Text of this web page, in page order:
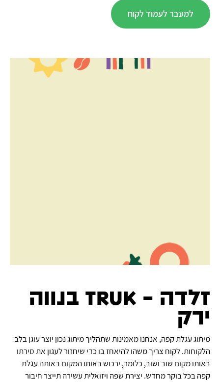
למעבר לעמוד לקוח
זלדה - Truk בנווה
ירק
מיתוג עגלת קפה, אנחנו מאמינות שתהליך מיתוג נכון יוצר עוגן בלב
הלקוחות. לקוח צריך משהו להיאחז בו כדי שיחזור לעגון את סירתו
באותו מקום שוב ושוב, כלומר, ירכוש באותו המקום באותה עגלת
קפה בכל בוקר מחדש. יצירת שפה ויזואלית עשירה תייצר חיבור